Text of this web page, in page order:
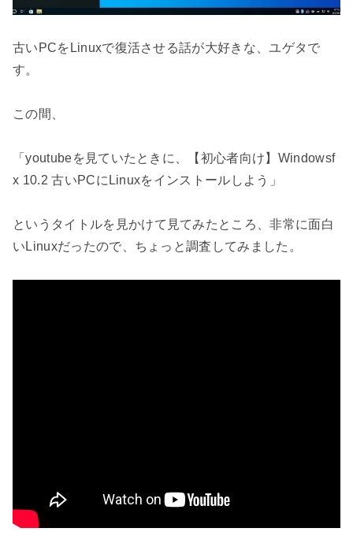
古いPCをLinuxで復活させる話が大好きな、ユゲタで
す。
この間、
「youtubeを見ていたときに、【初心者向け】Windowsf
x 10.2 古いPCにLinuxをインストールしよう」
というタイトルを見かけて見てみたところ、非常に面白